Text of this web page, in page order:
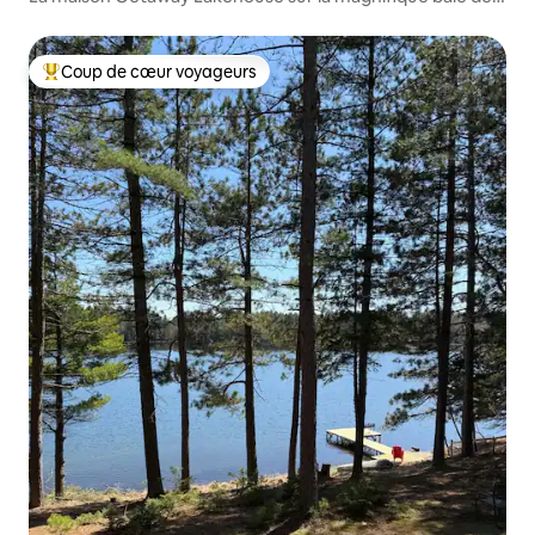
Coups de cœur voyageurs les plus appréciés
Coup de cœur voyageurs